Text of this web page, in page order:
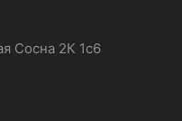
Сосна 2К 1с6